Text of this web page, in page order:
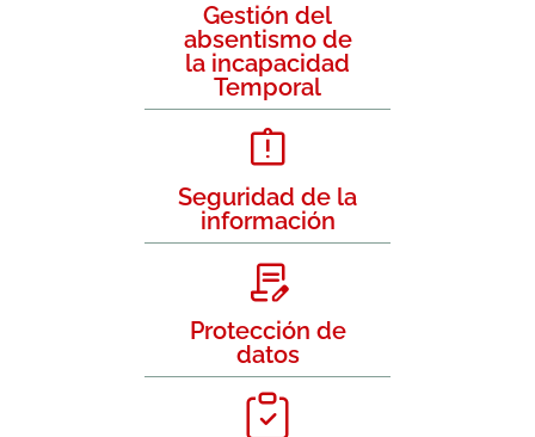
Gestión del
absentismo de
la incapacidad
Temporal
Seguridad de la
información
Protección de
datos